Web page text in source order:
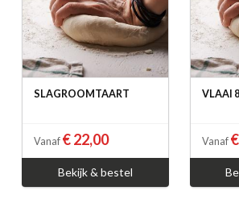
SLAGROOMTAART
Vanaf € 22,00
Bekijk & bestel
VLAAI
Vanaf